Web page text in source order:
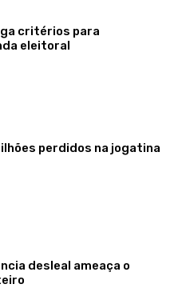
critérios para
eleitoral
perdidos na jogatina
desleal ameaça o